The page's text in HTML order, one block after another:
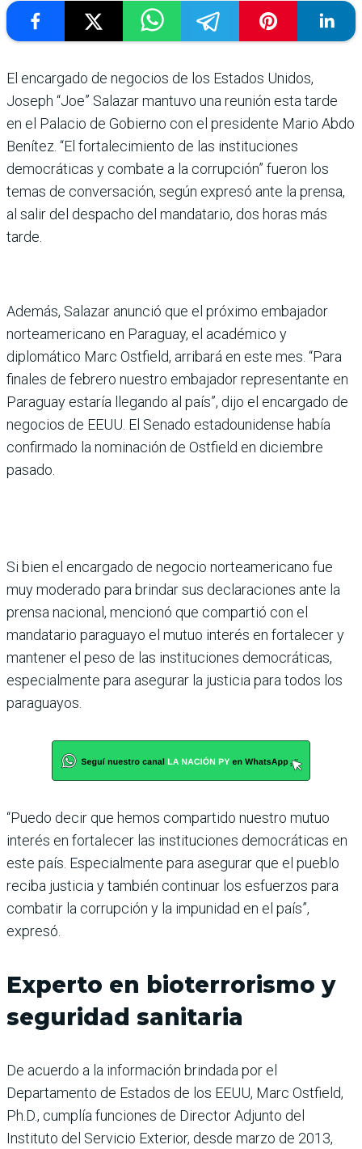
El encargado de negocios de los Estados Unidos,
Joseph “Joe” Salazar mantuvo una reunión esta tarde
en el Palacio de Gobierno con el presidente Mario Abdo
Benítez. “El fortalecimiento de las instituciones
democráticas y combate a la corrupción” fueron los
temas de conversación, según expresó ante la prensa,
al salir del despacho del mandatario, dos horas más
tarde.
Además, Salazar anunció que el próximo embajador
norteamericano en Paraguay, el académico y
diplomático Marc Ostfield, arribará en este mes. “Para
finales de febrero nuestro embajador representante en
Paraguay estaría llegando al país”, dijo el encargado de
negocios de EEUU. El Senado estadounidense había
confirmado la nominación de Ostfield en diciembre
pasado.
Si bien el encargado de negocio norteamericano fue
muy moderado para brindar sus declaraciones ante la
prensa nacional, mencionó que compartió con el
mandatario paraguayo el mutuo interés en fortalecer y
mantener el peso de las instituciones democráticas,
especialmente para asegurar la justicia para todos los
paraguayos.
“Puedo decir que hemos compartido nuestro mutuo
interés en fortalecer las instituciones democráticas en
este país. Especialmente para asegurar que el pueblo
reciba justicia y también continuar los esfuerzos para
combatir la corrupción y la impunidad en el país”,
expresó.
Experto en bioterrorismo y
seguridad sanitaria
De acuerdo a la información brindada por el
Departamento de Estados de los EEUU, Marc Ostfield,
Ph.D., cumplía funciones de Director Adjunto del
Instituto del Servicio Exterior, desde marzo de 2013,